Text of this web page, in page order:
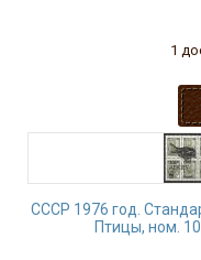
1
СССР 1976 год.
Птицы, ном.